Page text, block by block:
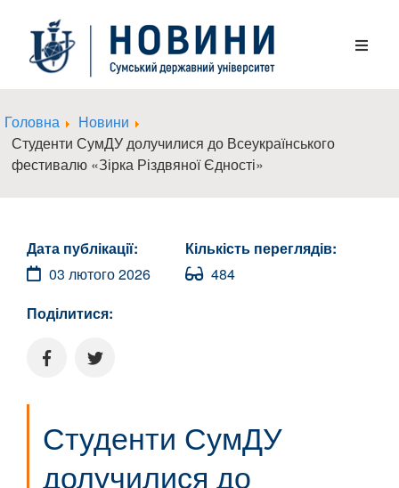
Головна
Новини
Студенти СумДУ долучилися до Всеукраїнського
фестивалю «Зірка Різдвяної Єдності»
Дата публікації:
03 лютого 2026
Кількість переглядів:
484
Поділитися:
Студенти СумДУ
долучилися до